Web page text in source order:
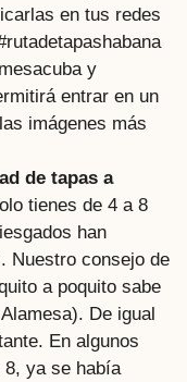
en tus redes
y
entrar en un
imágenes más
de tapas a
tienes de 4 a 8
han
Nuestro consejo de
a poquito sabe
De igual
En algunos
ya se había